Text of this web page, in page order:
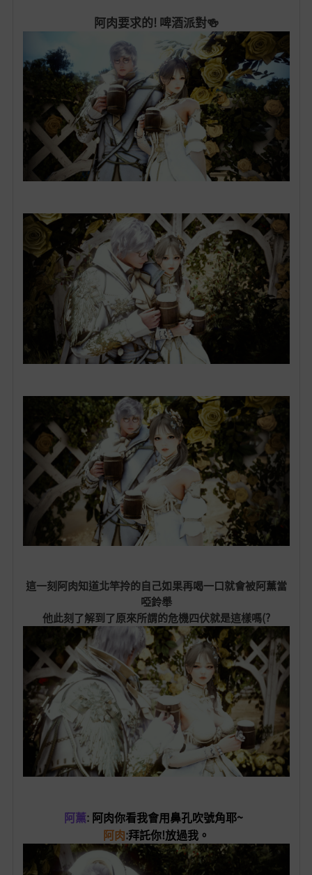
阿肉要求的! 啤酒派對🍻
這一刻阿肉知道北竿拎的自己如果再喝一口就會被阿薰當
啞鈴舉
他此刻了解到了原來所謂的危機四伏就是這樣嗎(?
阿薰: 阿肉你看我會用鼻孔吹號角耶~
阿肉:拜託你!放過我。